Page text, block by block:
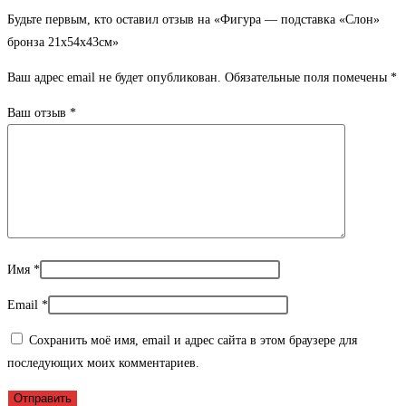
Будьте первым, кто оставил отзыв на «Фигура — подставка «Слон»
бронза 21х54х43см»
Ваш адрес email не будет опубликован. Обязательные поля помечены *
Ваш отзыв *
Имя *
Email *
Сохранить моё имя, email и адрес сайта в этом браузере для
последующих моих комментариев.